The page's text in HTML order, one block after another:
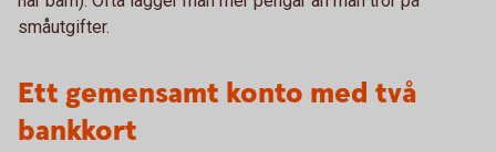
småutgifter.
Ett gemensamt konto med två
bankkort